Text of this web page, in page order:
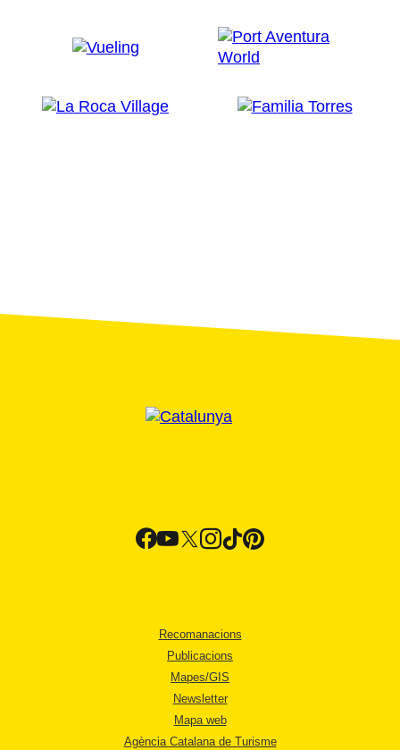
Recomanacions
Publicacions
Mapes/GIS
Newsletter
Mapa web
Agència Catalana de Turisme